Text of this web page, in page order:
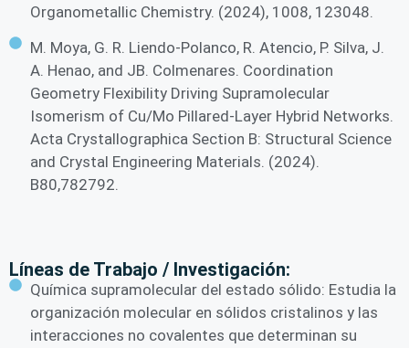
Organometallic Chemistry. (2024), 1008, 123048.
M. Moya, G. R. Liendo-Polanco, R. Atencio, P. Silva, J.
A. Henao, and JB. Colmenares. Coordination
Geometry Flexibility Driving Supramolecular
Isomerism of Cu/Mo Pillared-Layer Hybrid Networks.
Acta Crystallographica Section B: Structural Science
and Crystal Engineering Materials. (2024).
B80,782792.
Líneas de Trabajo / Investigación:
Química supramolecular del estado sólido: Estudia la
organización molecular en sólidos cristalinos y las
interacciones no covalentes que determinan su